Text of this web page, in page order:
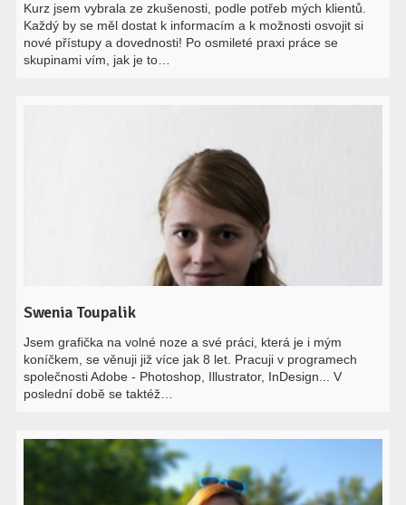
Kurz jsem vybrala ze zkušenosti, podle potřeb mých klientů.
Každý by se měl dostat k informacím a k možnosti osvojit si
nové přístupy a dovednosti! Po osmileté praxi práce se
skupinami vím, jak je to…
Swenia Toupalik
Jsem grafička na volné noze a své práci, která je i mým
koníčkem, se věnuji již více jak 8 let. Pracuji v programech
společnosti Adobe - Photoshop, Illustrator, InDesign... V
poslední době se taktéž…